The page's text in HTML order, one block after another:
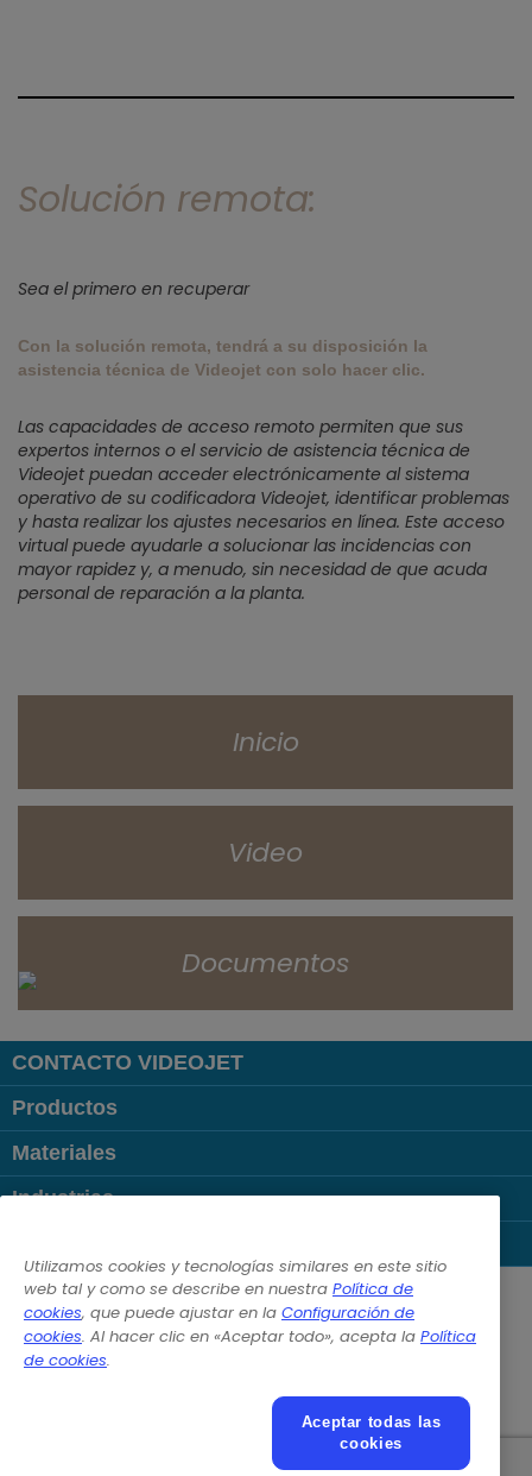
Solución remota:
Sea el primero en recuperar
Con la solución remota, tendrá a su disposición la
asistencia técnica de Videojet con solo hacer clic.
Las capacidades de acceso remoto permiten que sus
expertos internos o el servicio de asistencia técnica de
Videojet puedan acceder electrónicamente al sistema
operativo de su codificadora Videojet, identificar problemas
y hasta realizar los ajustes necesarios en línea. Este acceso
virtual puede ayudarle a solucionar las incidencias con
mayor rapidez y, a menudo, sin necesidad de que acuda
personal de reparación a la planta.
Inicio
Video
Documentos
CONTACTO VIDEOJET
Productos
Materiales
Industrias
Follow us on:
© 2026 Videojet Technologies Inc.
Renuncia de responsabilidad
Empleos y ofertas laborales
Texto adicional para condiciones de utilización online
Utilizamos cookies y tecnologías similares en este sitio
web tal y como se describe en nuestra Política de
cookies, que puede ajustar en la Configuración de
cookies. Al hacer clic en «Aceptar todo», acepta la Política
de cookies.
Aceptar todas las
cookies